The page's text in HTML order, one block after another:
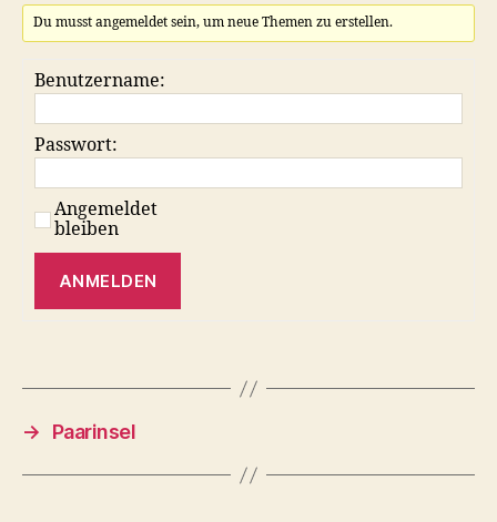
Du musst angemeldet sein, um neue Themen zu erstellen.
Benutzername:
Passwort:
Angemeldet
bleiben
ANMELDEN
→ Paarinsel